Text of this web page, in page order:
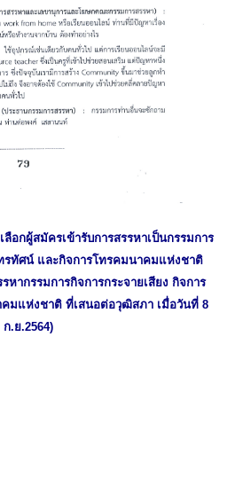
อกผู้สมัครเข้ารับการสรรหาเป็นกรรมการ
รทัศน์ และกิจการโทรคมนาคมแห่งชาติ
ากรรมการกิจการกระจายเสียง กิจการ
มแห่งชาติ ที่เสนอต่อวุฒิสภา เมื่อวันที่ 8
ก.ย.2564)